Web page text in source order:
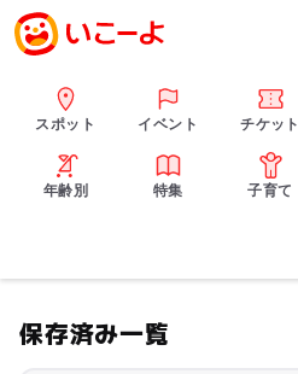
スポット イベント チケット
年齢別 特集 子育て
保存済み一覧